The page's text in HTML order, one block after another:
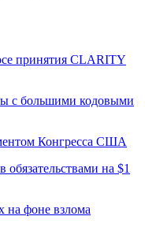
принятия CLARITY
с большими кодовыми
Конгресса США
на $1
на фоне взлома